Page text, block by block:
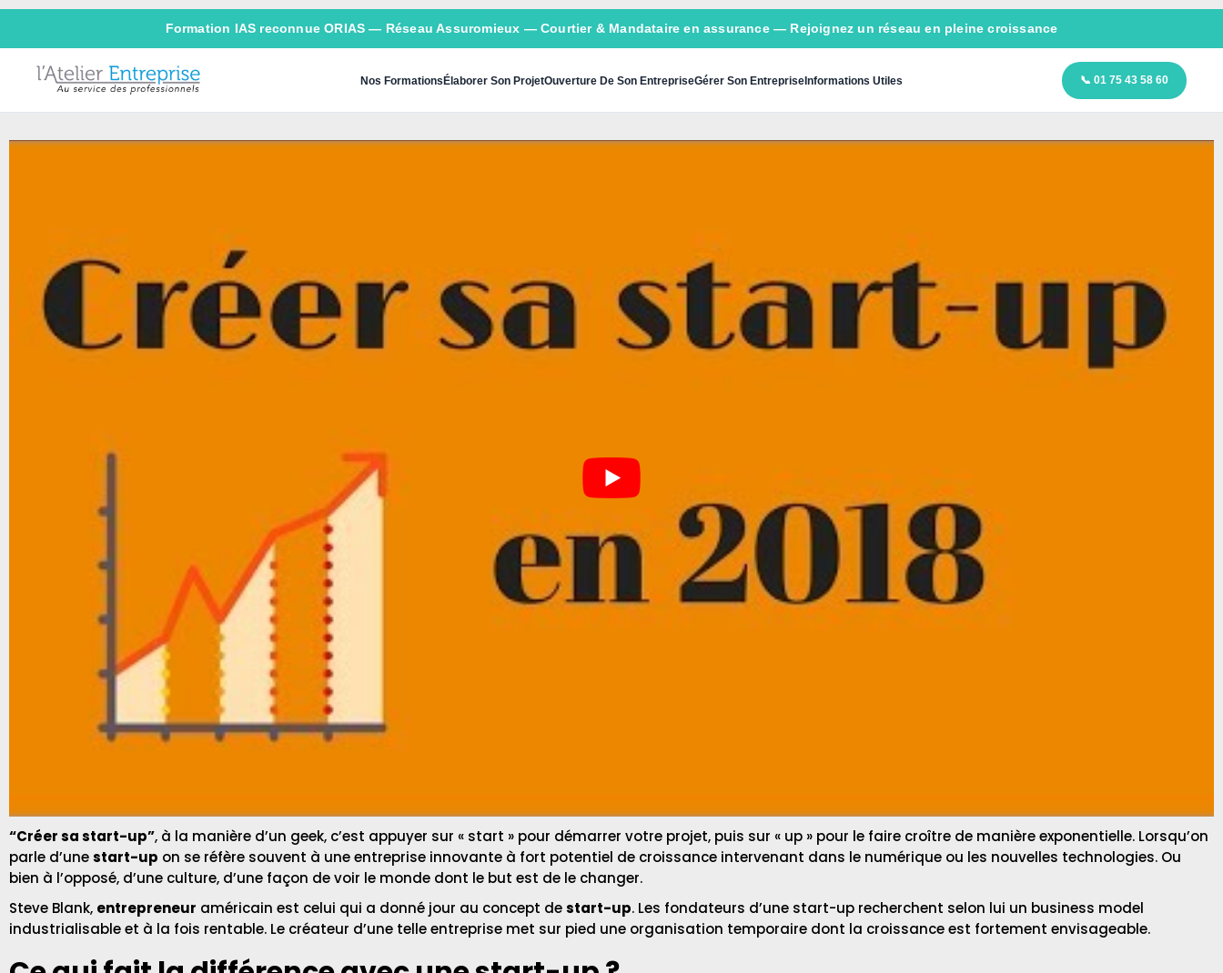
Formation IAS reconnue ORIAS — Réseau Assuromieux — Courtier & Mandataire en assurance — Rejoignez un réseau en pleine croissance
Nos FormationsÉlaborer Son ProjetOuverture De Son EntrepriseGérer Son EntrepriseInformations Utiles 📞 01 75 43 58 60
“Créer sa start-up”, à la manière d’un geek, c’est appuyer sur « start » pour démarrer votre projet, puis sur « up » pour le faire croître de manière exponentielle. Lorsqu’on
parle d’unestart-up on se réfère souvent à une entreprise innovante à fort potentiel de croissance intervenant dans le numérique ou les nouvelles technologies. Ou
bien à l’opposé, d’une culture, d’une façon de voir le monde dont le but est de le changer.
Steve Blank, entrepreneur américain est celui qui a donné jour au concept destart-up. Les fondateurs d’une start-up recherchent selon lui un business model
industrialisable et à la fois rentable. Le créateur d’une telle entreprise met sur pied une organisation temporaire dont la croissance est fortement envisageable.